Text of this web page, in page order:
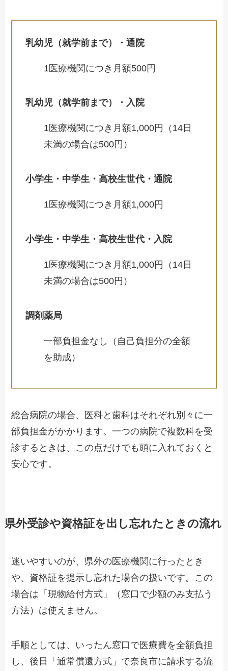
乳幼児（就学前まで）・通院
1医療機関につき月額500円
乳幼児（就学前まで）・入院
1医療機関につき月額1,000円（14日
未満の場合は500円）
小学生・中学生・高校生世代・通院
1医療機関につき月額1,000円
小学生・中学生・高校生世代・入院
1医療機関につき月額1,000円（14日
未満の場合は500円）
調剤薬局
一部負担金なし（自己負担分の全額
を助成）
総合病院の場合、医科と歯科はそれぞれ別々に一
部負担金がかかります。一つの病院で複数科を受
診するときは、この点だけでも頭に入れておくと
安心です。
県外受診や資格証を出し忘れたときの流れ
迷いやすいのが、県外の医療機関に行ったとき
や、資格証を提示し忘れた場合の扱いです。この
場合は「現物給付方式」（窓口で少額のみ支払う
方法）は使えません。
手順としては、いったん窓口で医療費を全額負担
し、後日「通常償還方式」で奈良市に請求する流